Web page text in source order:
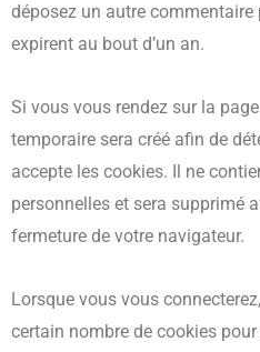
déposez un autre commentaire
expirent au bout d’un an.
Si vous vous rendez sur la
temporaire sera créé afin de
accepte les cookies. Il ne
personnelles et sera supprimé
fermeture de votre navigateur.
Lorsque vous vous
certain nombre de cookies